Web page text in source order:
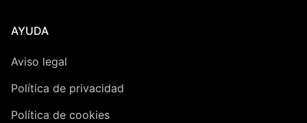
AYUDA
Aviso legal
Política de privacidad
Política de cookies